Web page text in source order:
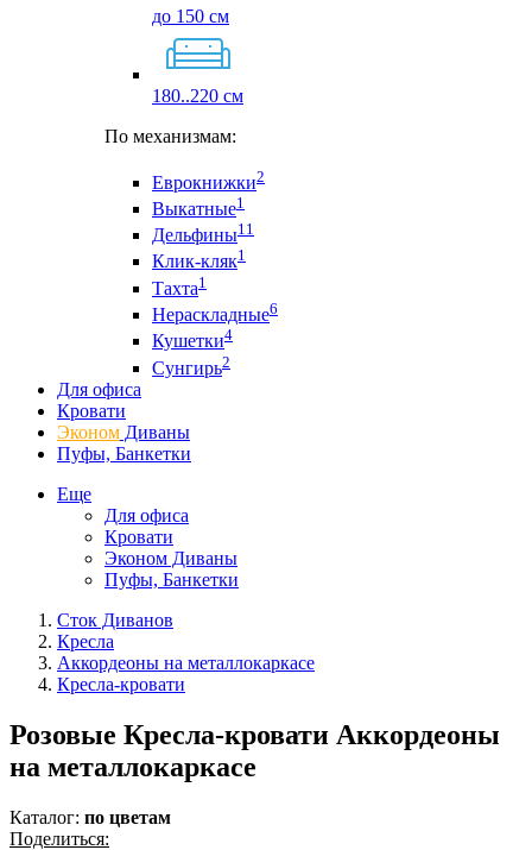
до 150 см
180..220 см
По механизмам:
Еврокнижки2
Выкатные1
Дельфины11
Клик-кляк1
Тахта1
Нераскладные6
Кушетки4
Сунгирь2
Для офиса
Кровати
Эконом Диваны
Пуфы, Банкетки
Еще
Для офиса
Кровати
Эконом Диваны
Пуфы, Банкетки
Сток Диванов
Кресла
Аккордеоны на металлокаркасе
Кресла-кровати
Розовые Кресла-кровати Аккордеоны
на металлокаркасе
Каталог: по цветам
Поделиться: